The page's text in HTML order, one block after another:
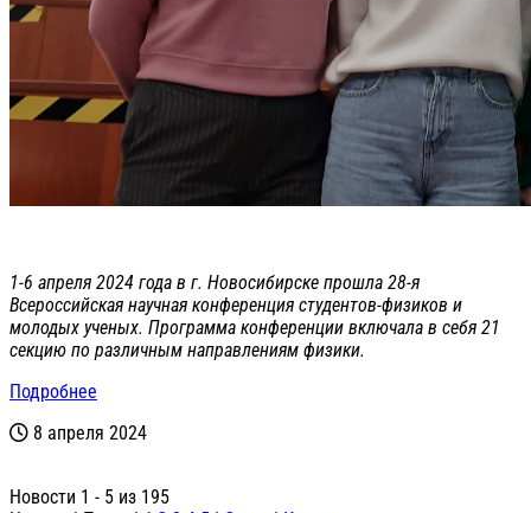
1-6 апреля 2024 года в г. Новосибирске прошла 28-я
Всероссийская научная конференция студентов-физиков и
молодых ученых. Программа конференции включала в себя 21
секцию по различным направлениям физики.
Подробнее
8 апреля 2024
Новости 1 - 5 из 195